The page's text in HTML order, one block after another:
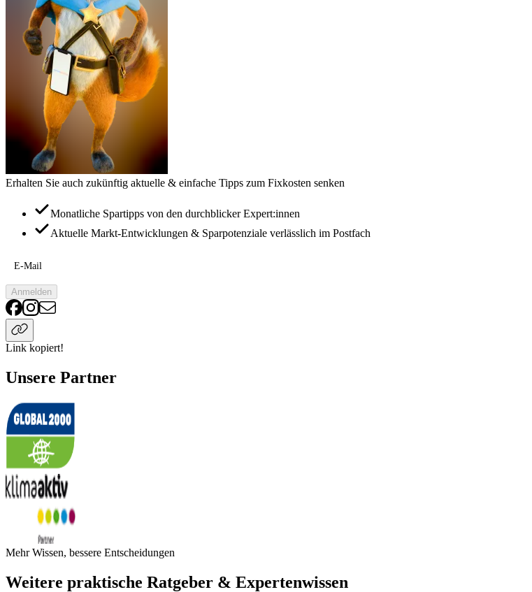
Erhalten Sie auch zukünftig aktuelle & einfache Tipps zum Fixkosten senken
Monatliche Spartipps von den durchblicker Expert:innen
Aktuelle Markt-Entwicklungen & Sparpotenziale verlässlich im Postfach
E-Mail
Anmelden
Link kopiert!
Unsere Partner
Mehr Wissen, bessere Entscheidungen
Weitere praktische Ratgeber & Expertenwissen